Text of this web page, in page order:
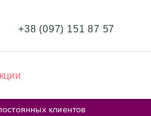
+38 (097) 151 87 57
клиентов